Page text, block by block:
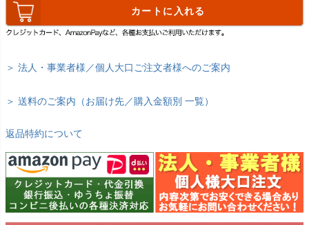
カートに入れる
＞ 法人・事業者様／個人大口ご注文者様へのご案内
＞ 送料のご案内（お届け先／購入金額別 一覧）
返品特約について